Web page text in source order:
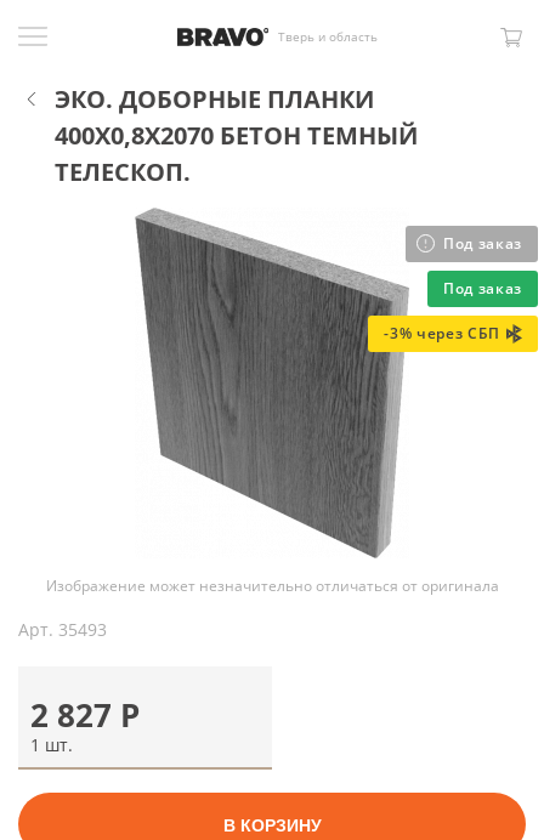
Тверь и область
ЭКО. ДОБОРНЫЕ ПЛАНКИ
400X0,8X2070 БЕТОН ТЕМНЫЙ
ТЕЛЕСКОП.
Под заказ
Под заказ
-3% через СБП
Изображение может незначительно отличаться от оригинала
Арт. 35493
2 827 Р
1 шт.
В КОРЗИНУ